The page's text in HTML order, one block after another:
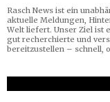
Rasch News ist ein
aktuelle Meldungen,
Welt liefert. Unser Ziel ist
gut recherchierte und
bereitzustellen – schnell,